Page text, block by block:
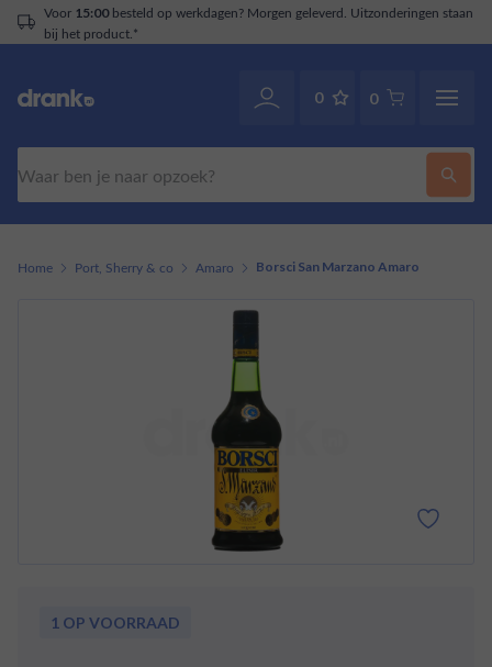
Voor 15:00besteld op werkdagen? Morgen geleverd. Uitzonderingen staan
bij het product.*
0 0
Home Port, Sherry & co Amaro Borsci San Marzano Amaro
1 OP VOORRAAD